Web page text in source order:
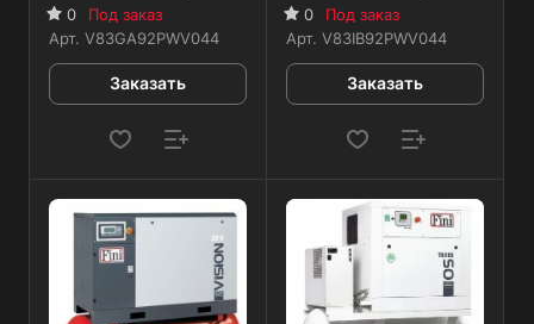
0
Под заказ
Арт. V83GA92PWV044
Заказать
0
Под заказ
Арт. V83IB92PWV044
Заказать